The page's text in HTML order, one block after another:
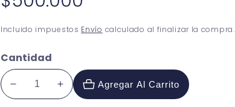
habitual
Incluido impuestos Envío calculado al finalizar la compra.
Cantidad
Reducir
Aumentar
Agregar Al Carrito